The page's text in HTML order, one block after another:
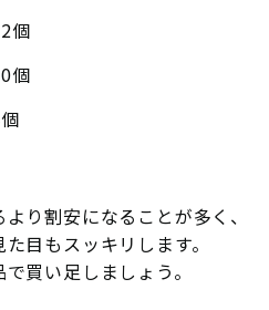
個
個
り割安になることが多く、
目もスッキリします。
買い足しましょう。